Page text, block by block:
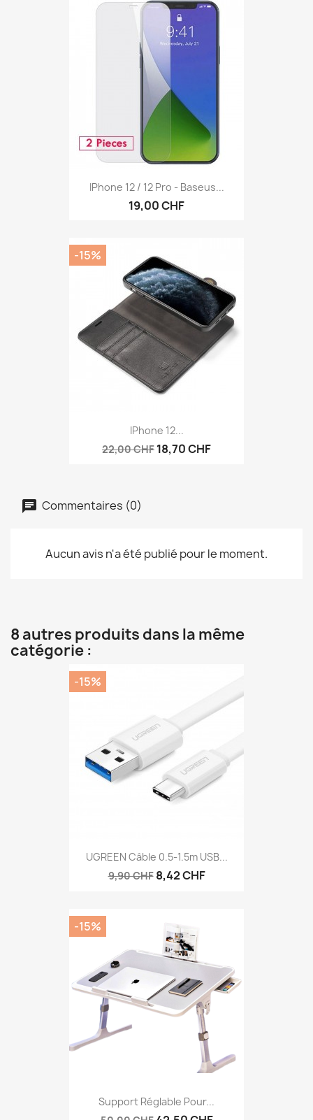
IPhone 12 / 12 Pro - Baseus...
19,00 CHF
IPhone 12...
22,00 CHF 18,70 CHF
-15%
Commentaires (0)
Aucun avis n'a été publié pour le moment.
8 autres produits dans la même
catégorie :
UGREEN Câble 0.5-1.5m USB...
9,90 CHF 8,42 CHF
-15%
Support Réglable Pour...
-15%